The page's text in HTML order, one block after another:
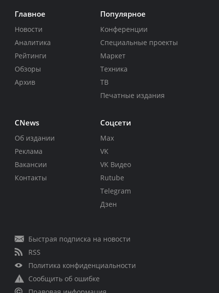
Главное
Новости
Аналитика
Рейтинги
Обзоры
Архив
Популярное
Конференции
Специальные проекты
Маркет
Техника
ТВ
Печатные издания
CNews
Об издании
Реклама
Вакансии
Контакты
Соцсети
Max
VK
VK Видео
Rutube
Telegram
Дзен
Быстрая подписка на новости
RSS
Политика конфиденциальности
Сообщить об ошибке